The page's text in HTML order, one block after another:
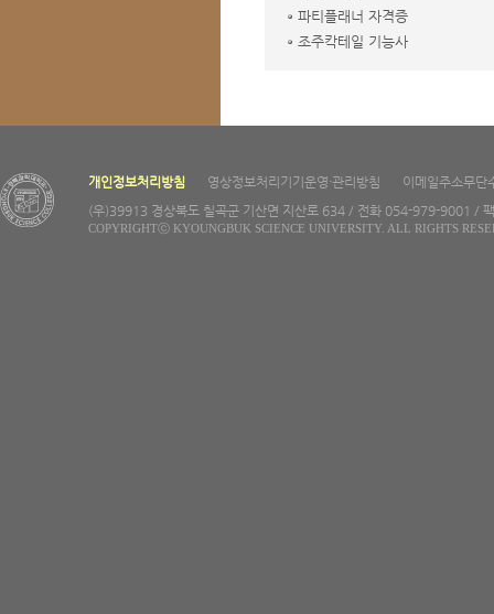
파티플래너 자격증
조주칵테일 기능사
개인정보처리방침 영상정보처리기기운영·관리방침
이메일주소무단
(우)39913 경상북도 칠곡군 기산면 지산로 634 / 전화 054-979-9001 /
COPYRIGHTⓒ KYOUNGBUK SCIENCE UNIVERSITY. ALL RIGHTS